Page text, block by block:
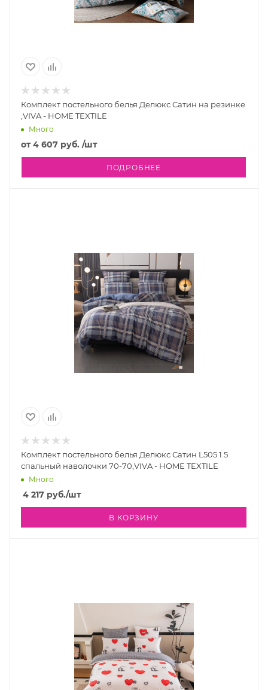
Комплект постельного белья Делюкс Сатин на резинке
,VIVA - HOME TEXTILE
Много
от4 607 руб. /шт
ПОДРОБНЕЕ
Комплект постельного белья Делюкс Сатин L505 1.5
спальный наволочки 70-70,VIVA - HOME TEXTILE
Много
4 217 руб./шт
В КОРЗИНУ